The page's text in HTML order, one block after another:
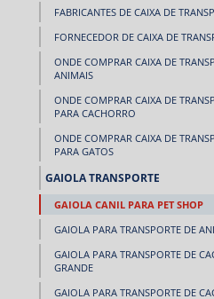
FABRICANTES DE CAIXA DE
FORNECEDOR DE CAIXA DE
ONDE COMPRAR CAIXA DE
ANIMAIS
ONDE COMPRAR CAIXA DE
PARA CACHORRO
ONDE COMPRAR CAIXA DE
PARA GATOS
GAIOLA TRANSPORTE
GAIOLA CANIL PARA PET SHOP
GAIOLA PARA TRANSPORTE DE
GAIOLA PARA TRANSPORTE DE
GRANDE
GAIOLA PARA TRANSPORTE DE